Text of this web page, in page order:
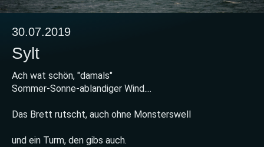
30.07.2019
Sylt
Ach wat schön, "damals"
Sommer-Sonne-ablandiger Wind....
Das Brett rutscht, auch ohne Monsterswell
und ein Turm, den gibs auch.